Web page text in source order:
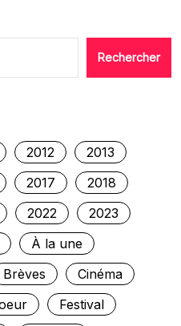
Rechercher
2012
2013
2017
2018
2022
2023
À la une
Brèves
Cinéma
Festival